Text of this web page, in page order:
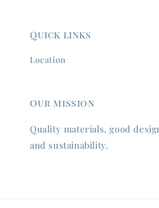
Quick links
Location
Our mission
Quality materials, good
and sustainability.